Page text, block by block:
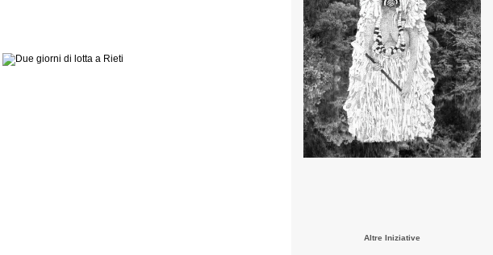
Altre Iniziative